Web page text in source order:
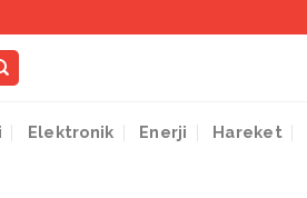
Elektronik Enerji Hareket